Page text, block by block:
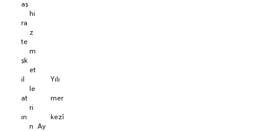
aş
ra
te
şk
il
at
ın
hi
z
m
et
le
ri
n Ay
Yılı
mer
kezî